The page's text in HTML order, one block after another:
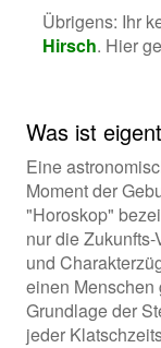
Übrigens: Ihr
Hirsch. Hier
Was ist
Eine
Moment der
"Horoskop"
nur die
und
einen Menschen
Grundlage der
jeder